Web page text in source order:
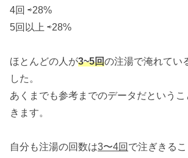
4回 ⇨28%
5回以上 ⇨28%
ほとんどの人が3~5回の注湯で淹れてい
した。
あくまでも参考までのデータだという
きます。
自分も注湯の回数は3〜4回 で注ぎきる